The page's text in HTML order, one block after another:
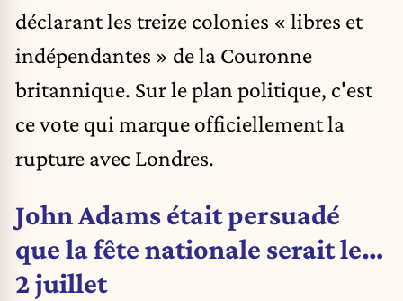
déclarant les treize colonies « libres et
indépendantes » de la Couronne
britannique. Sur le plan politique, c'est
ce vote qui marque officiellement la
rupture avec Londres.
John Adams était persuadé
que la fête nationale serait le…
2 juillet